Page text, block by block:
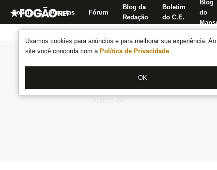
Usamos cookies para anúncios e para melhorar sua experiência.
site você concorda com a Política de Privacidade .
OK
Notícias Apostas Fórum
Blog da
Redação
Boletim
do C.E.
Blog
do